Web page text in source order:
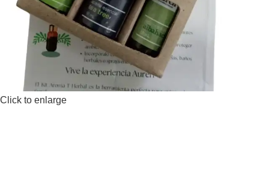
Click to enlarge